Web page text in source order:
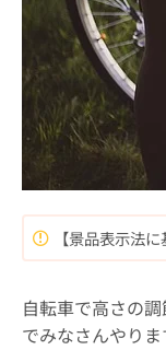
【景品表示法
自転車で高さの
でみなさんやりま